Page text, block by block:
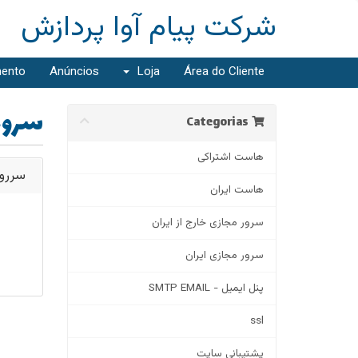
شرکت پیام آوا پردازش
Área do Cliente
Loja
Anúncios
هاست اشتراکی
هاست ایران
سرور مجازی خارج از ایران
سرور مجازی ایران
پنل ایمیل - SMTP EMAIL
ssl
پشتیبانی سایت